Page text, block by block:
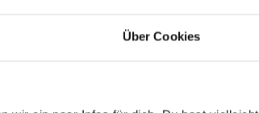
Über Cookies